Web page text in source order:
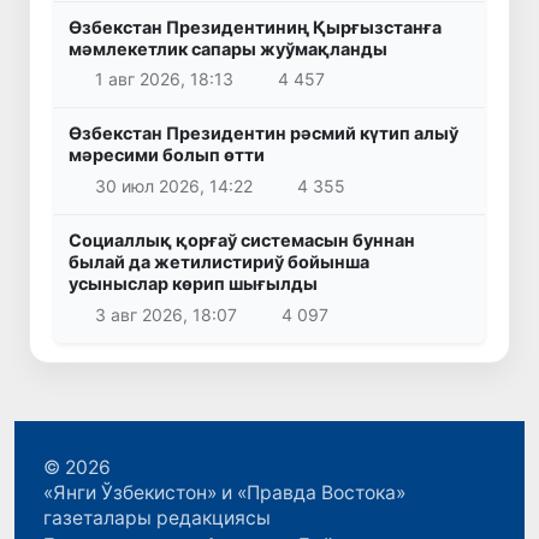
Өзбекстан Президентиниң Қырғызстанға
мәмлекетлик сапары жуўмақланды
1 авг 2026, 18:13
4 457
Өзбекстан Президентин рәсмий күтип алыў
мәресими болып өтти
30 июл 2026, 14:22
4 355
Социаллық қорғаў системасын буннан
былай да жетилистириў бойынша
усыныслар көрип шығылды
3 авг 2026, 18:07
4 097
© 2026
«Янги Ўзбекистон» и «Правда Востока»
газеталары редакциясы